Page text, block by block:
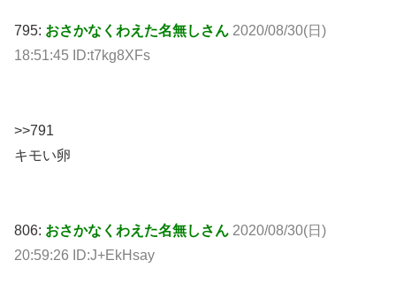
795: おさかなくわえた名無しさん 2020/08/30(日)
18:51:45 ID:t7kg8XFs
>>791
キモい卵
806: おさかなくわえた名無しさん 2020/08/30(日)
20:59:26 ID:J+EkHsay